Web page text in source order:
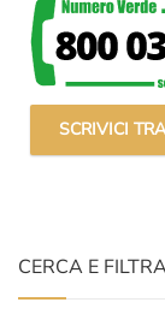
SCRIVICI
CERCA E